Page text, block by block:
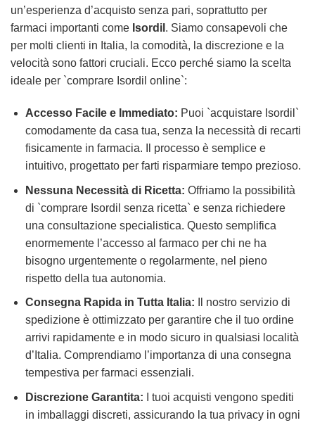
un’esperienza d’acquisto senza pari, soprattutto per
farmaci importanti come Isordil . Siamo consapevoli che
per molti clienti in Italia, la comodità, la discrezione e la
velocità sono fattori cruciali. Ecco perché siamo la scelta
ideale per `comprare Isordil online`:
Accesso Facile e Immediato: Puoi `acquistare Isordil`
comodamente da casa tua, senza la necessità di recarti
fisicamente in farmacia. Il processo è semplice e
intuitivo, progettato per farti risparmiare tempo prezioso.
Nessuna Necessità di Ricetta: Offriamo la possibilità
di `comprare Isordil senza ricetta` e senza richiedere
una consultazione specialistica. Questo semplifica
enormemente l’accesso al farmaco per chi ne ha
bisogno urgentemente o regolarmente, nel pieno
rispetto della tua autonomia.
Consegna Rapida in Tutta Italia: Il nostro servizio di
spedizione è ottimizzato per garantire che il tuo ordine
arrivi rapidamente e in modo sicuro in qualsiasi località
d’Italia. Comprendiamo l’importanza di una consegna
tempestiva per farmaci essenziali.
Discrezione Garantita: I tuoi acquisti vengono spediti
in imballaggi discreti, assicurando la tua privacy in ogni